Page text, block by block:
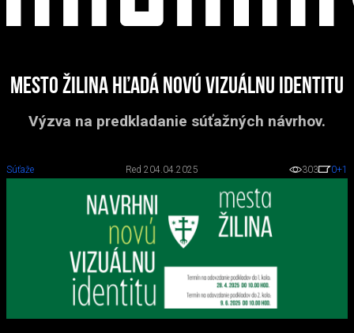
Mesto Žilina hľadá novú vizuálnu identitu
Výzva na predkladanie súťažných návrhov.
Súťaže Red 204.04.2025 303 0+1